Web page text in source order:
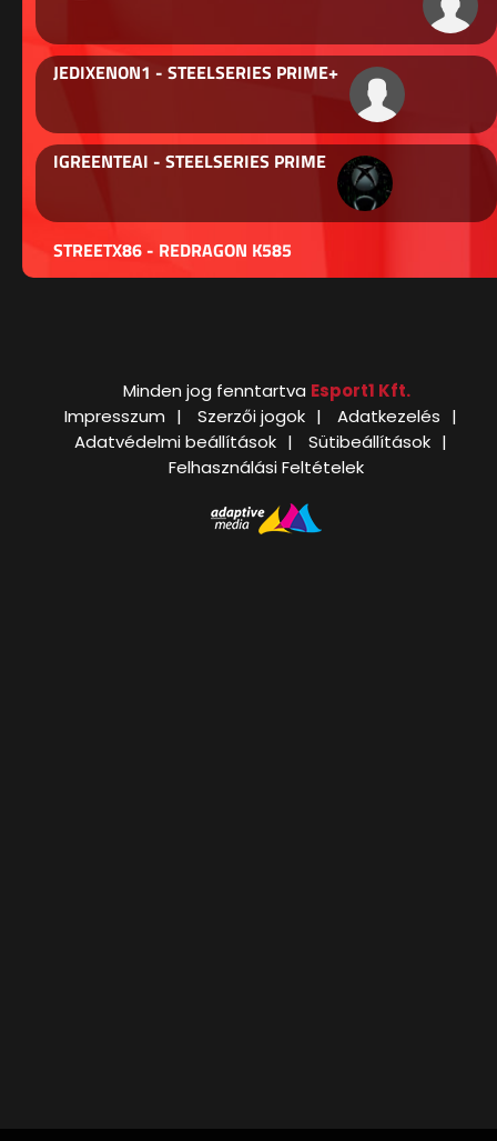
JEDIXENON1 - STEELSERIES PRIME+
IGREENTEAI - STEELSERIES PRIME
STREETX86 - REDRAGON K585
Minden jog fenntartva Esport1 Kft.
Impresszum
Szerzői jogok
Adatkezelés
Adatvédelmi beállítások
Sütibeállítások
Felhasználási Feltételek